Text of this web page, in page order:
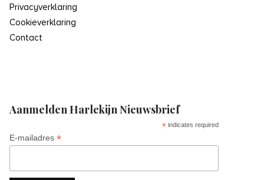
Privacyverklaring
Cookieverklaring
Contact
Aanmelden Harlekijn Nieuwsbrief
* indicates required
E-mailadres *